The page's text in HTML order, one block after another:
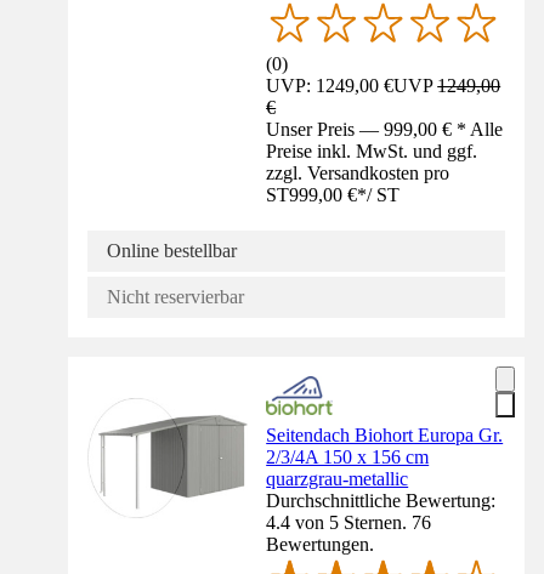
(0)
UVP: 1249,00 €UVP1249,00
€
Unser Preis — 999,00 € * Alle
Preise inkl. MwSt. und ggf.
zzgl. Versandkosten pro
ST999,00 €*/ ST
Online bestellbar
Nicht reservierbar
Seitendach Biohort Europa Gr.
2/3/4A 150 x 156 cm
quarzgrau-metallic
Durchschnittliche Bewertung:
4.4 von 5 Sternen. 76
Bewertungen.